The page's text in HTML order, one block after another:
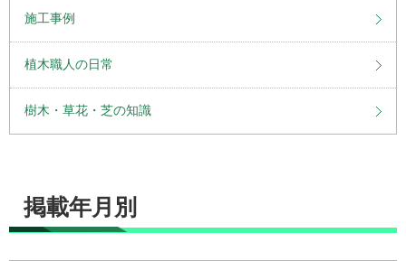
施工事例
植木職人の日常
樹木・草花・芝の知識
掲載年月別